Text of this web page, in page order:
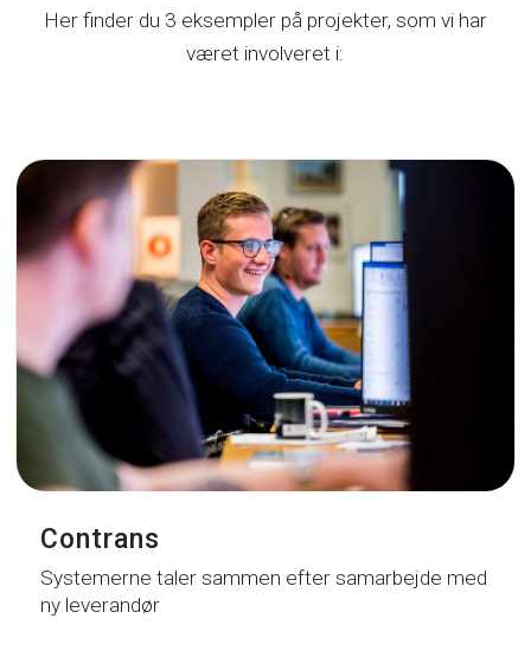
Her finder du 3 eksempler på projekter, som vi har
været involveret i:
Contrans
Systemerne taler sammen efter samarbejde med
ny leverandør